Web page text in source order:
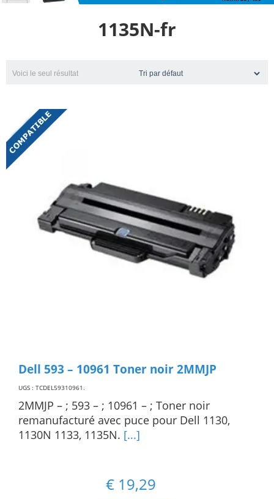
1135N-fr
Voici le seul résultat
Dell 593 – 10961 Toner noir 2MMJP
UGS : TCDEL59310961 .
2MMJP – ; 593 – ; 10961 – ; Toner noir
remanufacturé avec puce pour Dell 1130,
1130N 1133, 1135N. [...]
€ 19,29